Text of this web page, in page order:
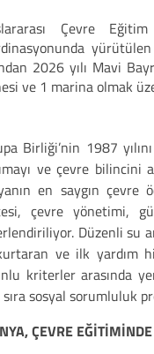
Çevre
2026 yılı Mavi
ve 1 marina olmak
Birliği’nin 1987
ve çevre bilincini
en saygın
çevre yönetimi,
Düzenli su
ve ilk yardım
kriterler arasında
sıra sosyal sorumluluk
ÇEVRE